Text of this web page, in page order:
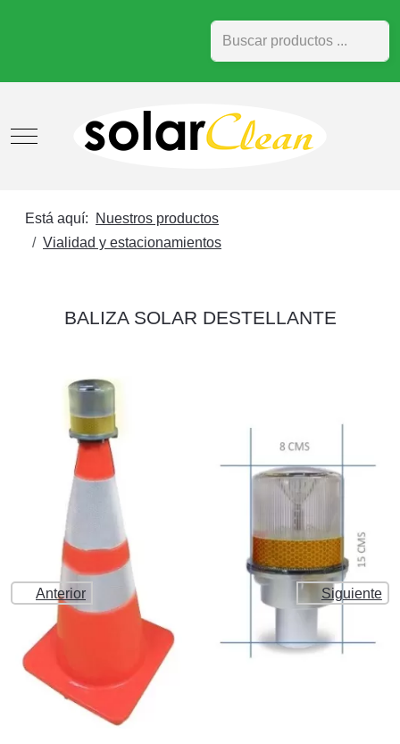
Buscar
Mobile Menu Toggle
Está aquí:
Nuestros productos
Vialidad y estacionamientos
BALIZA SOLAR DESTELLANTE
Anterior Siguiente